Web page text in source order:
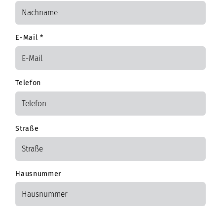
E-Mail *
Telefon
Straße
Hausnummer